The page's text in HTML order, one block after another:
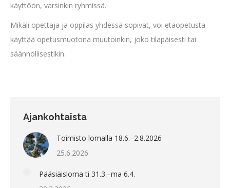
käyttöön, varsinkin ryhmissä.
Mikäli opettaja ja oppilas yhdessä sopivat, voi etäopetusta
käyttää opetusmuotona muutoinkin, joko tilapäisesti tai
säännöllisestikin.
Ajankohtaista
Toimisto lomalla 18.6.–2.8.2026
25.6.2026
Pääsiäisloma ti 31.3.–ma 6.4.